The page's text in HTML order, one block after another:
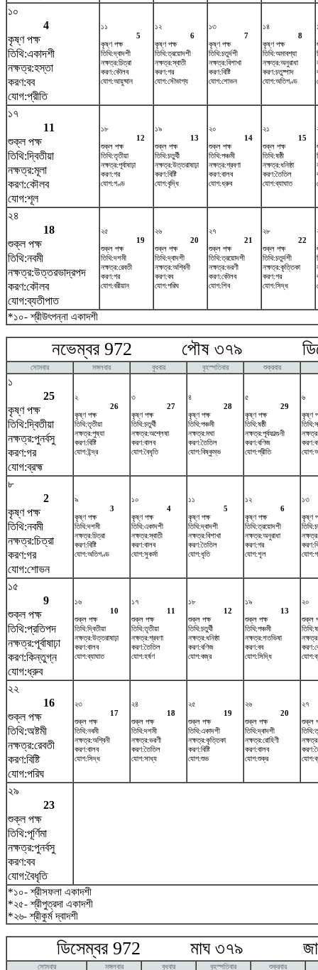
১০
4
কৃষ্ণ পক্ষ
তিথি:একাদশী
নক্ষত্র:হস্তা
করণ:বব
যোগ:প্রীতি
১১
5
কৃষ্ণ পক্ষ
তিথি:দ্বাদশী
নক্ষত্র:চিত্রা
করণ:কৌলব
যোগ:আয়ুষ্মান
১২
6
কৃষ্ণ পক্ষ
তিথি:ত্রয়োদশী
নক্ষত্র:স্বাতী
করণ:গর
যোগ:সৌভাগ্য
১৩
7
কৃষ্ণ পক্ষ
তিথি:চতুর্দশী
নক্ষত্র:বিশাখা
করণ:বিষ্টি
যোগ:শোভন
১৪
8
কৃষ্ণ পক্ষ
তিথি:অমাবশ্যা
নক্ষত্র:অনুরাধা
করণ:চতুষ্পাদ
যোগ:অতিগণ্ড
১৭
11
শুক্ল পক্ষ
তিথি:দ্বিতীয়া
নক্ষত্র:মূলা
করণ:কৌলব
যোগ:শূল
১৮
12
শুক্ল পক্ষ
তিথি:তৃতীয়া
নক্ষত্র:পূর্বাষাঢ়া
করণ:গর
যোগ:গণ্ড
১৯
13
শুক্ল পক্ষ
তিথি:চতুর্থী
নক্ষত্র:উত্তরাষাঢ়া
করণ:বিষ্টি
যোগ:বৃদ্ধি
২০
14
শুক্ল পক্ষ
তিথি:পঞ্চমী
নক্ষত্র:শ্রবণা
করণ:বালব
যোগ:ধ্রুব
২১
15
শুক্ল পক্ষ
তিথি:ষষ্ঠী
নক্ষত্র:ধনিষ্ঠা
করণ:তৈতিল
যোগ:ব্যাঘাত
২৪
18
শুক্ল পক্ষ
তিথি:নবমী
নক্ষত্র:উত্তরভাদ্রপদ
করণ:কৌলব
যোগ:ব্যতীপাত
২৫
19
শুক্ল পক্ষ
তিথি:দশমী
নক্ষত্র:রেবতী
করণ:গর
যোগ:বরীয়ান
২৬
20
শুক্ল পক্ষ
তিথি:দ্বাদশী
নক্ষত্র:অশ্বিনী
করণ:বব
যোগ:পরিঘ
২৭
21
শুক্ল পক্ষ
তিথি:ত্রয়োদশী
নক্ষত্র:ভরণী
করণ:কৌলব
যোগ:শিব
২৮
22
শুক্ল পক্ষ
তিথি:চতুর্দশী
নক্ষত্র:কৃত্তিকা
করণ:গর
যোগ:সিদ্ধ
*১০- শ্রীউৎপন্না একাদশী
নভেম্বর 972 পৌষ ৩৭৯
সোমবার মঙ্গলবার বুধবার বৃহস্পতিবার শুক্রবার
১
25
কৃষ্ণ পক্ষ
তিথি:দ্বিতীয়া
নক্ষত্র:পুনর্বসু
করণ:গর
যোগ:ব্রহ্ম
২
26
কৃষ্ণ পক্ষ
তিথি:তৃতীয়া
নক্ষত্র:পুষ্যা
করণ:বিষ্টি
যোগ:ইন্দ্র
৩
27
কৃষ্ণ পক্ষ
তিথি:চতুর্থী
নক্ষত্র:অশ্লেষা
করণ:বালব
যোগ:বৈধৃতি
৪
28
কৃষ্ণ পক্ষ
তিথি:পঞ্চমী
নক্ষত্র:মঘা
করণ:তৈতিল
যোগ:বিষ্কুম্ভ
৫
29
কৃষ্ণ পক্ষ
তিথি:ষষ্ঠী
নক্ষত্র:পূর্বফাল্গুনী
করণ:বণিজ
যোগ:প্রীতি
৬
কৃষ্ণ
৮
2
কৃষ্ণ পক্ষ
তিথি:নবমী
নক্ষত্র:চিত্রা
করণ:গর
যোগ:শোভন
৯
3
কৃষ্ণ পক্ষ
তিথি:দশমী
নক্ষত্র:চিত্রা
করণ:বিষ্টি
যোগ:অতিগণ্ড
১০
4
কৃষ্ণ পক্ষ
তিথি:একাদশী
নক্ষত্র:স্বাতী
করণ:বালব
যোগ:সুকর্মা
১১
5
কৃষ্ণ পক্ষ
তিথি:দ্বাদশী
নক্ষত্র:বিশাখা
করণ:তৈতিল
যোগ:ধৃতি
১২
6
কৃষ্ণ পক্ষ
তিথি:ত্রয়োদশী
নক্ষত্র:অনুরাধা
করণ:গর
যোগ:শূল
১৩
কৃষ্ণ
১৫
9
শুক্ল পক্ষ
তিথি:প্রতিপদ
নক্ষত্র:পূর্বাষাঢ়া
করণ:কিন্তুগ্ন
যোগ:ধ্রুব
১৬
10
শুক্ল পক্ষ
তিথি:দ্বিতীয়া
নক্ষত্র:উত্তরাষাঢ়া
করণ:বালব
যোগ:ব্যাঘাত
১৭
11
শুক্ল পক্ষ
তিথি:তৃতীয়া
নক্ষত্র:শ্রবণা
করণ:তৈতিল
যোগ:হর্ষণ
১৮
12
শুক্ল পক্ষ
তিথি:চতুর্থী
নক্ষত্র:ধনিষ্ঠা
করণ:বণিজ
যোগ:বজ্র
১৯
13
শুক্ল পক্ষ
তিথি:পঞ্চমী
নক্ষত্র:শতভিষ‌া
করণ:বব
যোগ:সিদ্ধি
২০
শুক্ল
২২
16
শুক্ল পক্ষ
তিথি:অষ্টমী
নক্ষত্র:রেবতী
করণ:বিষ্টি
যোগ:পরিঘ
২৩
17
শুক্ল পক্ষ
তিথি:নবমী
নক্ষত্র:অশ্বিনী
করণ:বালব
যোগ:সিদ্ধ
২৪
18
শুক্ল পক্ষ
তিথি:দশমী
নক্ষত্র:ভরণী
করণ:তৈতিল
যোগ:সাধ্য
২৫
19
শুক্ল পক্ষ
তিথি:একাদশী
নক্ষত্র:কৃত্তিকা
করণ:বিষ্টি
যোগ:শুভ
২৬
20
শুক্ল পক্ষ
তিথি:দ্বাদশী
নক্ষত্র:রোহিণী
করণ:বালব
যোগ:শুক্র
২৭
শুক্ল
২৯
23
শুক্ল পক্ষ
তিথি:পূর্ণিমা
নক্ষত্র:পুনর্বসু
করণ:বব
যোগ:বৈধৃতি
*১০- শ্রীসফলা একাদশী
*২৫- শ্রীপুত্রদা একাদশী
*২৬- শ্রীকুর্ম দ্বাদশী
ডিসেম্বর 972 মাঘ ৩৭৯
সোমবার মঙ্গলবার বুধবার বৃহস্পতিবার
শুক্রবার